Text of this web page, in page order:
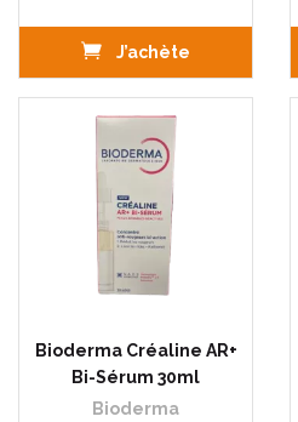
J’achète
Bioderma Créaline AR+
Bi-Sérum 30ml
Bioderma